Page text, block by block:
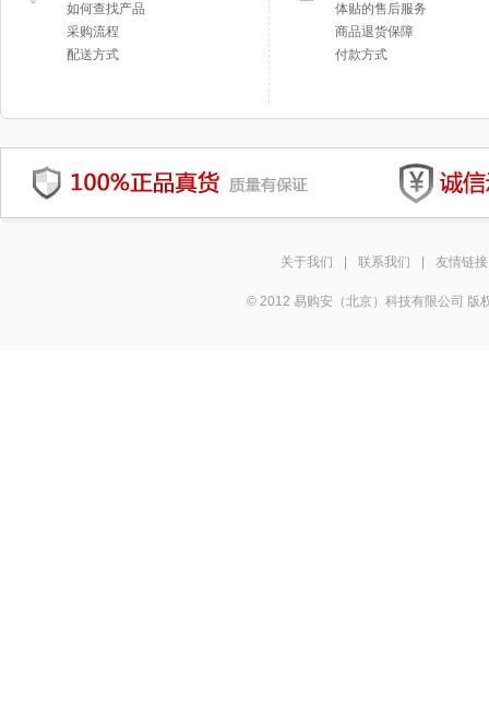
如何查找产品
采购流程
配送方式
体贴的售后服务
商品退货保障
付款方式
关于我们 联系我们 友情链接
© 2012 易购安（北京）科技有限公司 版